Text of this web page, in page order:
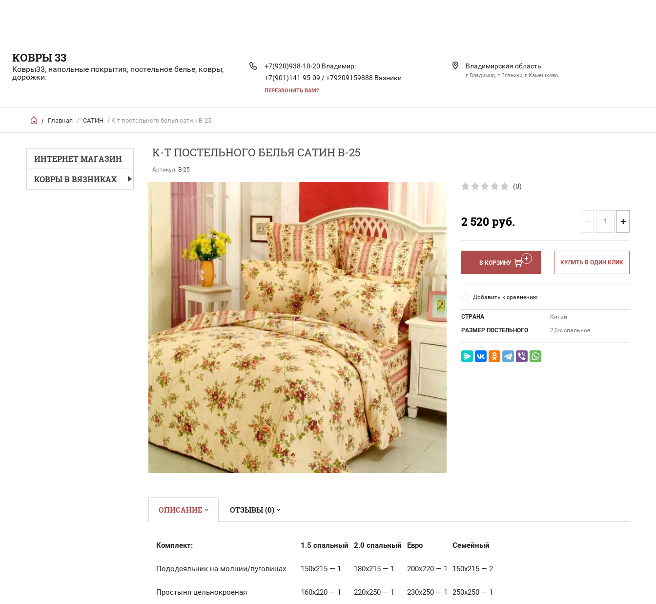
КОВРЫ 33
Ковры33, напольные покрытия, постельное белье, ковры,
дорожки.
+7(920)938-10-20 Владимир;
+7(901)141-95-09 / +79209159888 Вязники
ПЕРЕЗВОНИТЬ ВАМ?
Владимирская область.
г.Владимир, г.Вязники, г.Камешково.
/ Главная / САТИН / К-т постельного белья сатин B-25
ИНТЕРНЕТ МАГАЗИН
КОВРЫ В ВЯЗНИКАХ
К-Т ПОСТЕЛЬНОГО БЕЛЬЯ САТИН B-25
Артикул: B-25
(0)
2 520 руб. − +
В КОРЗИНУ КУПИТЬ В ОДИН КЛИК
Добавить к сравнению
СТРАНА
Китай
РАЗМЕР ПОСТЕЛЬНОГО
2,0-х спальное
ОПИСАНИЕ ОТЗЫВЫ (0)
Комплект: 1.5 спальный 2.0 спальный Евро Семейный
Пододеяльник на молнии/пуговицах 150х215 — 1 180х215 — 1 200х220 — 1 150х215 — 2
Простыня цельнокроеная 160х220 — 1 220х250 — 1 230х250 — 1 250х250 — 1